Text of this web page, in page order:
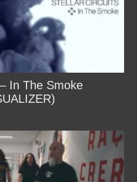
In The Smoke